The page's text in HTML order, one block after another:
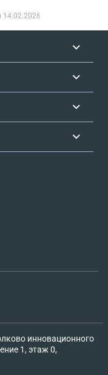
14.02.2026
инновационного
1, этаж 0,